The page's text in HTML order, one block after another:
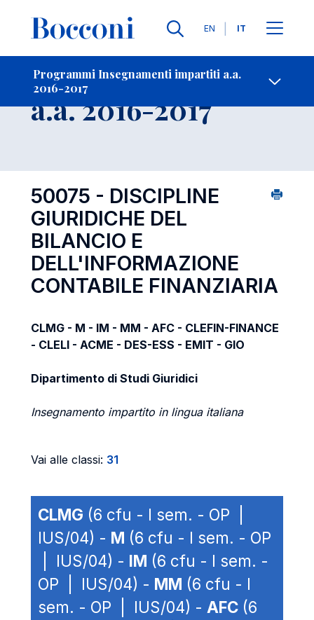
Lingue
EN IT
Programmi Insegnamenti impartiti a.a.
2016-2017
-
Insegnamento
a.a. 2016-2017
50075 - DISCIPLINE
GIURIDICHE DEL
BILANCIO E
DELL'INFORMAZIONE
CONTABILE FINANZIARIA
CLMG - M - IM - MM - AFC - CLEFIN-FINANCE
- CLELI - ACME - DES-ESS - EMIT - GIO
Dipartimento di Studi Giuridici
Insegnamento impartito in lingua italiana
Vai alle classi: 31
CLMG (6 cfu - I sem. - OP |
IUS/04) - M (6 cfu - I sem. - OP
| IUS/04) - IM (6 cfu - I sem. -
OP | IUS/04) - MM (6 cfu - I
sem. - OP | IUS/04) - AFC (6